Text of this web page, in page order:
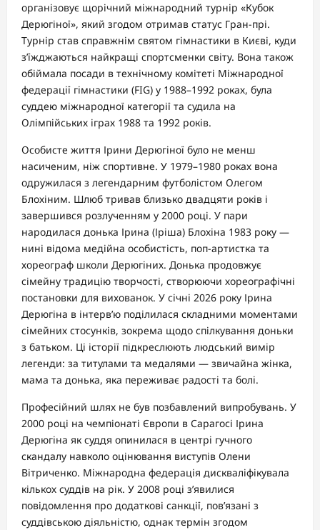
організовує щорічний міжнародний турнір «Кубок
Дерюгіної», який згодом отримав статус Гран-прі.
Турнір став справжнім святом гімнастики в Києві, куди
з’їжджаються найкращі спортсменки світу. Вона також
обіймала посади в технічному комітеті Міжнародної
федерації гімнастики (FIG) у 1988–1992 роках, була
суддею міжнародної категорії та судила на
Олімпійських іграх 1988 та 1992 років.
Особисте життя Ірини Дерюгіної було не менш
насиченим, ніж спортивне. У 1979–1980 роках вона
одружилася з легендарним футболістом Олегом
Блохіним. Шлюб тривав близько двадцяти років і
завершився розлученням у 2000 році. У пари
народилася донька Ірина (Іріша) Блохіна 1983 року —
нині відома медійна особистість, поп-артистка та
хореограф школи Дерюгіних. Донька продовжує
сімейну традицію творчості, створюючи хореографічні
постановки для вихованок. У січні 2026 року Ірина
Дерюгіна в інтерв’ю поділилася складними моментами
сімейних стосунків, зокрема щодо спілкування доньки
з батьком. Ці історії підкреслюють людський вимір
легенди: за титулами та медалями — звичайна жінка,
мама та донька, яка переживає радості та болі.
Професійний шлях не був позбавлений випробувань. У
2000 році на чемпіонаті Європи в Сарагосі Ірина
Дерюгіна як суддя опинилася в центрі гучного
скандалу навколо оцінювання виступів Олени
Вітриченко. Міжнародна федерація дискваліфікувала
кількох суддів на рік. У 2008 році з’явилися
повідомлення про додаткові санкції, пов’язані з
суддівською діяльністю, однак термін згодом